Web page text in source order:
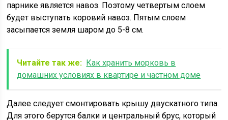
парнике является навоз. Поэтому четвертым слоем
будет выступать коровий навоз. Пятым слоем
засыпается земля шаром до 5-8 см.
Читайте так же: Как хранить морковь в
домашних условиях в квартире и частном доме
Далее следует смонтировать крышу двускатного типа.
Для этого берутся балки и центральный брус, который